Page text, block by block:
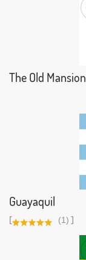
The Old Mansion
Guayaquil
[ (1) ]